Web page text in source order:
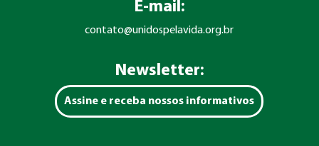
E-mail:
contato@unidospelavida.org.br
Newsletter:
Assine e receba nossos informativos